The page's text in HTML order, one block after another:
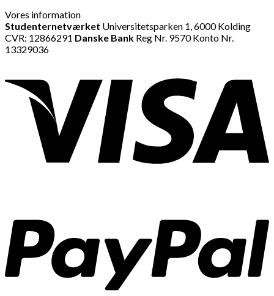
Vores information
Studenternetværket Universitetsparken 1, 6000 Kolding
CVR: 12866291 Danske Bank Reg Nr. 9570 Konto Nr.
13329036